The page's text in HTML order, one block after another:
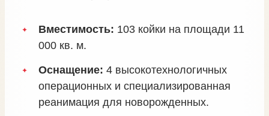
Вместимость: 103 койки на площади 11
000 кв. м.
Оснащение: 4 высокотехнологичных
операционных и специализированная
реанимация для новорожденных.